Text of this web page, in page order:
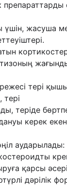
препараттарды
үшін, жасуша
тері
теріде
керек
аударылады:
қарсы
дəрілік